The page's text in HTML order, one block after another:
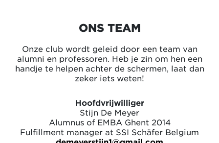
ONS TEAM
Onze club wordt geleid door een team van
alumni en professoren. Heb je zin om hen een
handje te helpen achter de schermen, laat dan
zeker iets weten!
Hoofdvrijwilliger
Stijn De Meyer
Alumnus of EMBA Ghent 2014
Fulfillment manager at SSI Schäfer Belgium